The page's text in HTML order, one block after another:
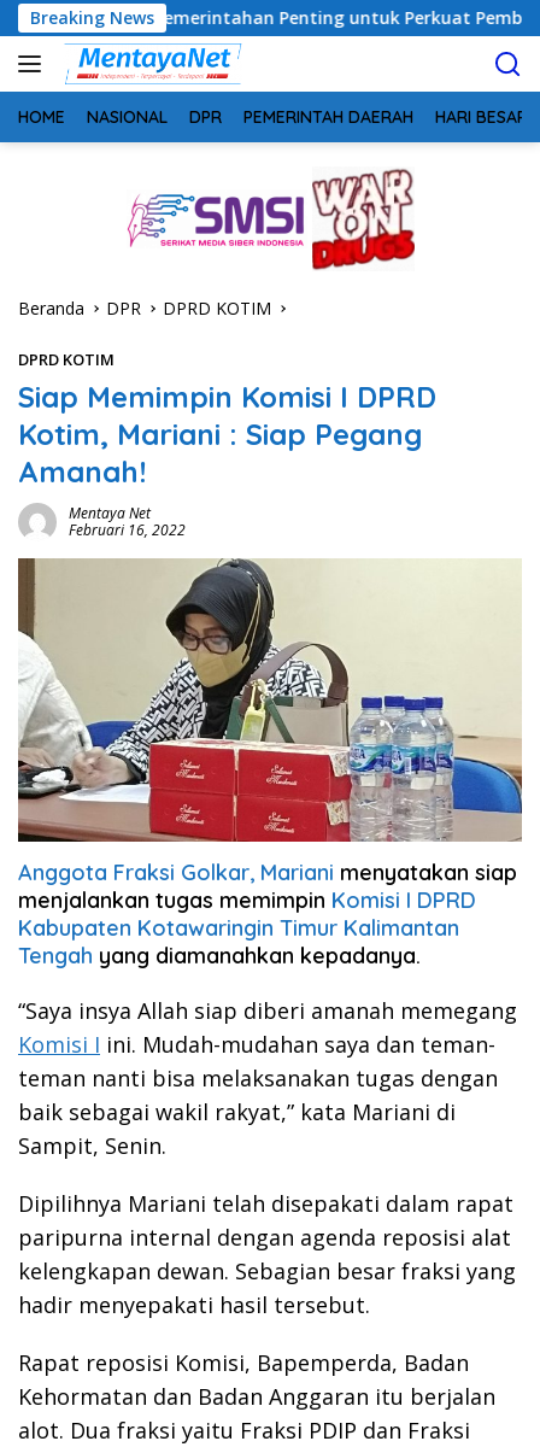
Langsung
ke
konten
Breaking News
Pemerintahan Penting untuk Perkuat Pembangunan Desa
HOME NASIONAL DPR PEMERINTAH DAERAH HARI BESAR
Beranda DPR DPRD KOTIM
DPRD KOTIM
Siap Memimpin Komisi I DPRD
Kotim, Mariani : Siap Pegang
Amanah!
Mentaya Net
Februari 16, 2022
Anggota Fraksi Golkar, Mariani menyatakan siap
menjalankan tugas memimpin Komisi I DPRD
Kabupaten Kotawaringin Timur Kalimantan
Tengah yang diamanahkan kepadanya.
“Saya insya Allah siap diberi amanah memegang
Komisi I ini. Mudah-mudahan saya dan teman-
teman nanti bisa melaksanakan tugas dengan
baik sebagai wakil rakyat,” kata Mariani di
Sampit, Senin.
Dipilihnya Mariani telah disepakati dalam rapat
paripurna internal dengan agenda reposisi alat
kelengkapan dewan. Sebagian besar fraksi yang
hadir menyepakati hasil tersebut.
Rapat reposisi Komisi, Bapemperda, Badan
Kehormatan dan Badan Anggaran itu berjalan
alot. Dua fraksi yaitu Fraksi PDIP dan Fraksi